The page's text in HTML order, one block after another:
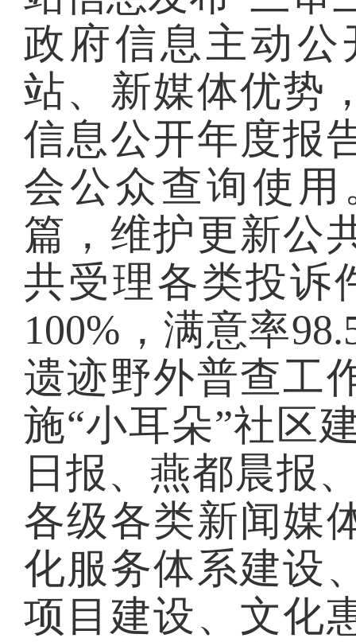
政府信息主动
站、新媒体优势
信息公开年度报
会公众查询使用
篇，维护更新公
共受理各类投诉
100%，满意率
遗迹野外普查工
施“小耳朵”社区
日报、燕都晨报
各级各类新闻媒
化服务体系建设
项目建设、文化